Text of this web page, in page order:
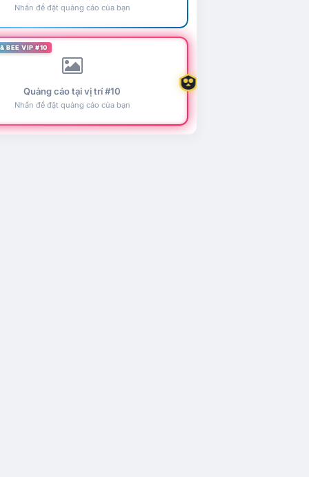
Nhấn để đặt quảng cáo của bạn
BEE VIP #10
Quảng cáo tại vị trí #10
Nhấn để đặt quảng cáo của bạn